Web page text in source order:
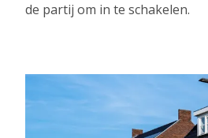
de partij om in te schakelen.